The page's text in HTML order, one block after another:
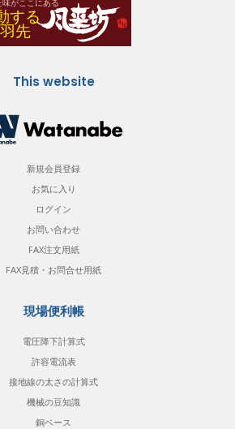
This website
新規会員登録
お気に入り
ログイン
お問い合わせ
FAX注文用紙
FAX見積・お問合せ用紙
現場便利帳
電圧降下計算式
許容電流表
接地線の太さの計算式
機械の豆知識
銅ベース